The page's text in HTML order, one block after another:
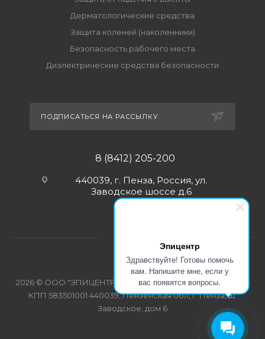
Эпицентр
Здравствуйте! Готовы помочь
вам. Напишите мне, если у
вас появятся вопросы.
Дерматологические средства
Защита коленей (наколенники)
Безопасность рабочего места
Диэлектрические средства безопасности
ПОДПИСАТЬСЯ НА РАССЫЛКУ
8 (8412) 205-200
440039, г. Пенза, Россия, ул.
Заводское шоссе д.6
2026 © ООО "ЭПИЦЕНТР-СПЕЦОДЕЖДА" ИНН 5835103358
КПП 583501001 440039, Пензенская обл, г. Пенза, ш.
Заводское, дом 6